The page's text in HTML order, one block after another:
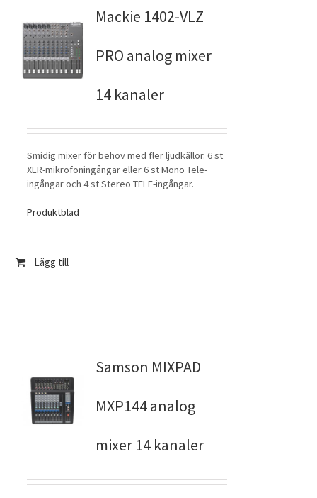
Mackie 1402-VLZ
PRO analog mixer
14 kanaler
Smidig mixer för behov med fler ljudkällor. 6 st
XLR-mikrofoningångar eller 6 st Mono Tele-
ingångar och 4 st Stereo TELE-ingångar.
Produktblad
Lägg till
Samson MIXPAD
MXP144 analog
mixer 14 kanaler